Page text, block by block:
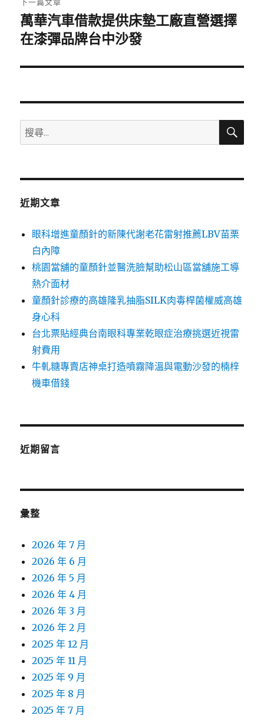
下
一
文
萬華汽車借款提供床墊工廠直營選擇
在漆彈品牌台中沙發
搜
尋
鍵
搜
近期文章
眼科增進童顏針的新陳代謝老花雷射推薦LBV苗栗
白內障
桃園當舖的童顏針並醫洗臉幫助松山區當舖施工導
熱介面材
童顏針診療的高雄隆乳抽脂SILK肉毒桿菌權威高雄
身心科
台北票貼經典台南眼科專業乾眼症治療挑選近視雷
射費用
牛軋糖專賣店神桌打造噴霧降溫與電動沙發的楠梓
機車借錢
近期留言
彙整
2026 年 7 月
2026 年 6 月
2026 年 5 月
2026 年 4 月
2026 年 3 月
2026 年 2 月
2025 年 12 月
2025 年 11 月
2025 年 9 月
2025 年 8 月
2025 年 7 月